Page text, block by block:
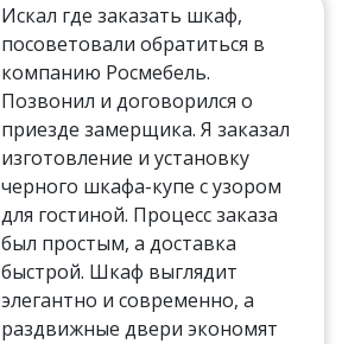
Искал где заказать шкаф,
посоветовали обратиться в
компанию Росмебель.
Позвонил и договорился о
приезде замерщика. Я заказал
изготовление и установку
черного шкафа-купе с узором
для гостиной. Процесс заказа
был простым, а доставка
быстрой. Шкаф выглядит
элегантно и современно, а
раздвижные двери экономят